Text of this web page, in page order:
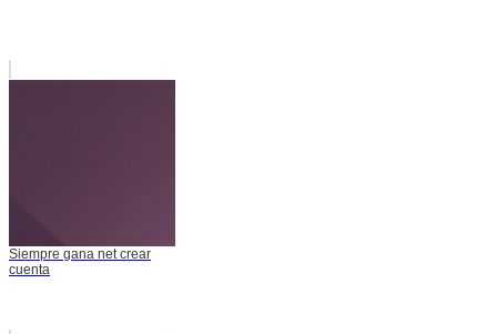
Siempre gana net crear
cuenta